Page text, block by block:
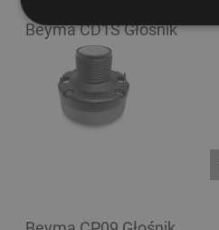
Beyma CD1S Głośnik